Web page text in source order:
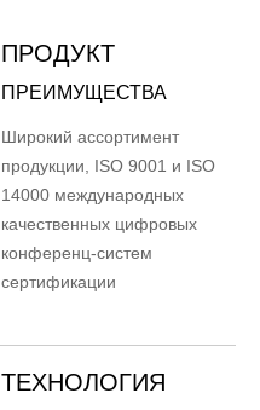
ПРОДУКТ
ПРЕИМУЩЕСТВА
Широкий ассортимент
продукции, ISO 9001 и ISO
14000 международных
качественных цифровых
конференц-систем
сертификации
ТЕХНОЛОГИЯ